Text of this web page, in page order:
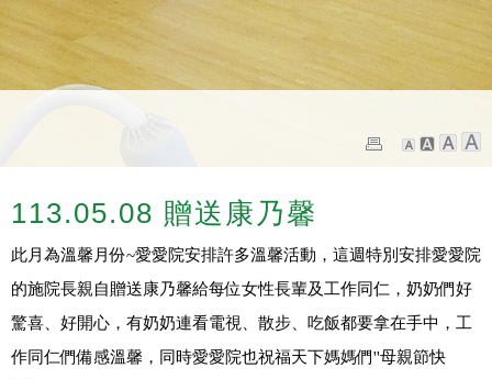
113.05.08 贈送康乃馨
此月為溫馨月份~愛愛院安排許多溫馨活動，這週特別安排愛愛院
的施院長親自贈送康乃馨給每位女性長輩及工作同仁，奶奶們好
驚喜、好開心，有奶奶連看電視、散步、吃飯都要拿在手中，工
作同仁們備感溫馨，同時愛愛院也祝福天下媽媽們''母親節快